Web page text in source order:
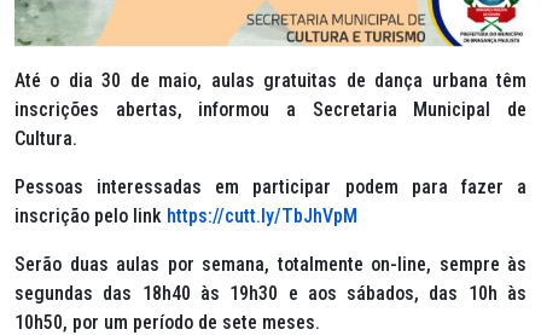
Até o dia 30 de maio, aulas gratuitas de dança urbana têm
inscrições abertas, informou a Secretaria Municipal de
Cultura.
Pessoas interessadas em participar podem para fazer a
inscrição pelo link https://cutt.ly/TbJhVpM
Serão duas aulas por semana, totalmente on-line, sempre às
segundas das 18h40 às 19h30 e aos sábados, das 10h às
10h50, por um período de sete meses.